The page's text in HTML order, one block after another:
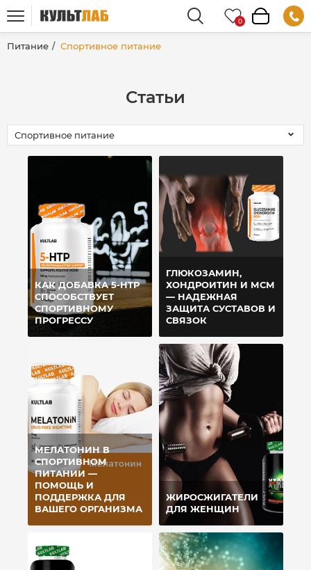
Питание Спортивное питание
Статьи
КАК ДОБАВКА 5-HTP
СПОСОБСТВУЕТ
СПОРТИВНОМУ
ПРОГРЕССУ
ГЛЮКОЗАМИН,
ХОНДРОИТИН И МСМ
— НАДЕЖНАЯ
ЗАЩИТА СУСТАВОВ И
СВЯЗОК
МЕЛАТОНИН В
СПОРТИВНОМ
ПИТАНИИ —
ПОМОЩЬ И
ПОДДЕРЖКА ДЛЯ
ВАШЕГО ОРГАНИЗМА
ЖИРОСЖИГАТЕЛИ
ДЛЯ ЖЕНЩИН